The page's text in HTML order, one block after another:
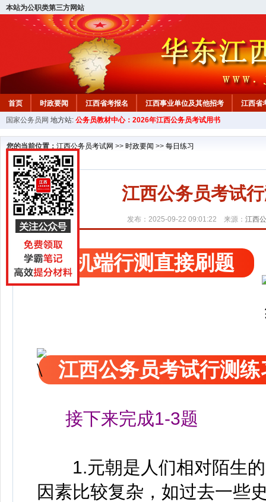
本站为公职类第三方网站
首页 时政要闻 江西省考报名 江西事业单位及其他招考 江西省
教材中心
国家公务员网 地方站: 公务员教材中心：2026年江西公务员考试用书
您的当前位置： 江西公务员考试网 >> 时政要闻 >> 每日练习
江西公务员考试
发布：2025-09-22 09:01:22 来源： 江西
手机端行测直接刷题
江西公务员考试行测练
接下来完成1-3题
1.元朝是人们相对陌生的
因素比较复杂，如过去一些